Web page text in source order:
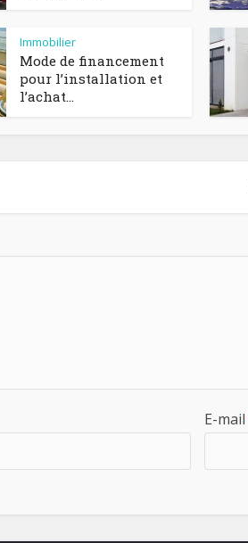
Immobilier
Mode de financement
pour l’installation et
l’achat...
E-mail